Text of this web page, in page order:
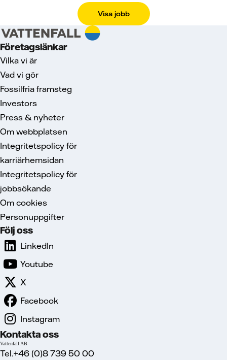
Visa jobb
Företagslänkar
Vilka vi är
Vad vi gör
Fossilfria framsteg
Investors
Press & nyheter
Om webbplatsen
Integritetspolicy för
karriärhemsidan
Integritetspolicy för
jobbsökande
Om cookies
Personuppgifter
Följ oss
LinkedIn
Youtube
X
Facebook
Instagram
Kontakta oss
Vattenfall AB
Tel.+46 (0)8 739 50 00